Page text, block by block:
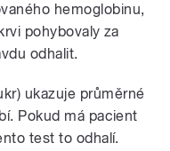
hemoglobinu,
pohybovaly za
odhalit.
ukazuje průměrné
Pokud má pacient
test to odhalí.